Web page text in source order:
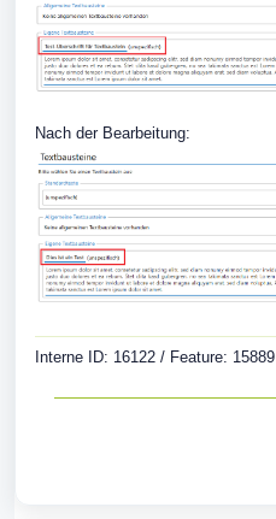
Nach der Bearbeitung:
Interne ID: 16122 / Feature: 15889